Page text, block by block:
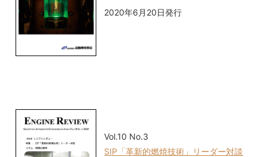
2020年6月20日発行
Vol.10 No.3
SIP「革新的燃焼技術」リーダー対談